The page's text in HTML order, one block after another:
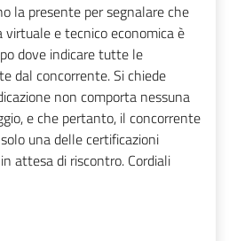
la presente per segnalare che
e tecnico economica è
dove indicare tutte le
dal concorrente. Si chiede
non comporta nessuna
e che pertanto, il concorrente
una delle certificazioni
attesa di riscontro. Cordiali